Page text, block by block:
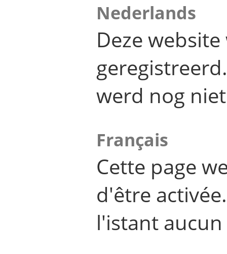
Nederlands
Deze
werd nog
Français
Cette page
d'être
l'istant